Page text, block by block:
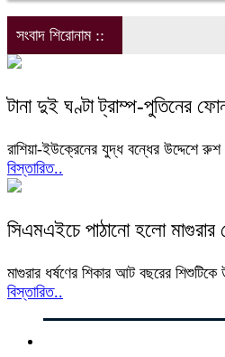
সংবাদ শিরোনাম ::
টানা দুই ঘণ্টা ট্রাম্প-পুতিনের
রাশিয়া-ইউক্রেনের যুদ্ধ বন্ধের উদ্দেশে রুশ
বিস্তারিত..
সিএমএইচে পাঠানো হলো মাগুরার
মাগুরার ধর্ষণের শিকার আট বছরের
বিস্তারিত..